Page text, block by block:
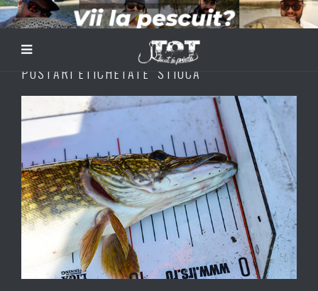
POSTĂRI ETICHETATE ‘STIUCA’